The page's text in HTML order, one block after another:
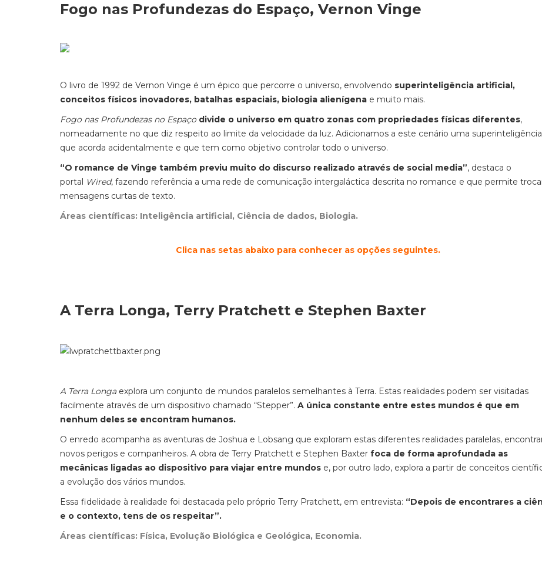
Fogo nas Profundezas do Espaço, Vernon Vinge
O livro de 1992 de Vernon Vinge é um épico que percorre o universo, envolvendo superinteligência artificial,
conceitos físicos inovadores, batalhas espaciais, biologia alienígena e muito mais.
Fogo nas Profundezas no Espaço divide o universo em quatro zonas com propriedades físicas diferentes,
nomeadamente no que diz respeito ao limite da velocidade da luz. Adicionamos a este cenário uma superinteligência
que acorda acidentalmente e que tem como objetivo controlar todo o universo.
“O romance de Vinge também previu muito do discurso realizado através de social media”, destaca o
portal Wired, fazendo referência a uma rede de comunicação intergaláctica descrita no romance e que permite
mensagens curtas de texto.
Áreas científicas: Inteligência artificial, Ciência de dados, Biologia.
Clica nas setas abaixo para conhecer as opções seguintes.
A Terra Longa, Terry Pratchett e Stephen Baxter
A Terra Longa explora um conjunto de mundos paralelos semelhantes à Terra. Estas realidades podem ser visitadas
facilmente através de um dispositivo chamado “Stepper”. A única constante entre estes mundos é que em
nenhum deles se encontram humanos.
O enredo acompanha as aventuras de Joshua e Lobsang que exploram estas diferentes realidades paralelas,
novos perigos e companheiros. A obra de Terry Pratchett e Stephen Baxter foca de forma aprofundada as
mecânicas ligadas ao dispositivo para viajar entre mundos e, por outro lado, explora a partir de conceitos
a evolução dos vários mundos.
Essa fidelidade à realidade foi destacada pelo próprio Terry Pratchett, em entrevista: “Depois de encontrares a
e o contexto, tens de os respeitar”.
Áreas científicas: Física, Evolução Biológica e Geológica, Economia.